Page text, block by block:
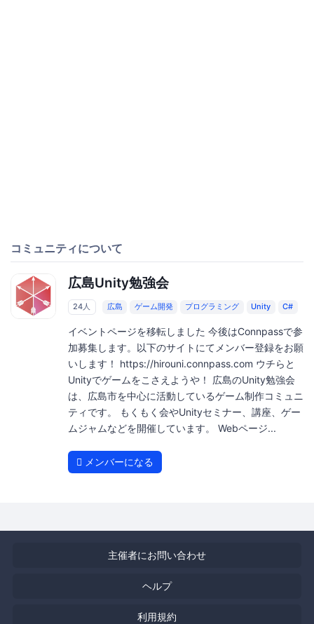
コミュニティについて
広島Unity勉強会
24人 広島 ゲーム開発 プログラミング Unity C#
イベントページを移転しました 今後はConnpassで参
加募集します。以下のサイトにてメンバー登録をお願
いします！ https://hirouni.connpass.com ウチらと
Unityでゲームをこさえようや！ 広島のUnity勉強会
は、広島市を中心に活動しているゲーム制作コミュニ
ティです。 もくもく会やUnityセミナー、講座、ゲー
ムジャムなどを開催しています。 Webページ...
メンバーになる
主催者にお問い合わせ
ヘルプ
利用規約